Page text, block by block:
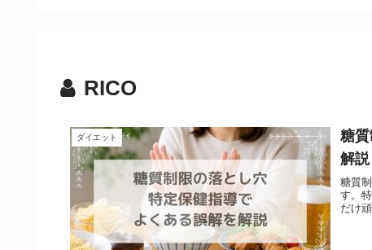
RICO
ダイエット
糖
解説
糖質
す。
だけ